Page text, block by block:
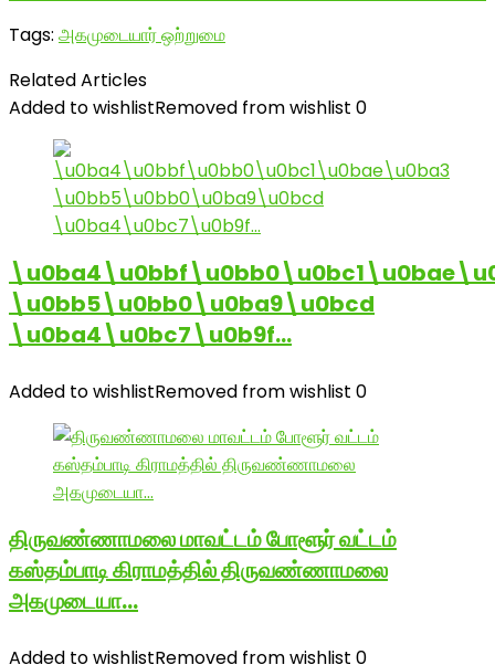
Tags: அகமுடையார் ஒற்றுமை
Related Articles
Added to wishlistRemoved from wishlist 0
\u0bb5\u0bb0\u0ba9\u0bcd
\u0ba4\u0bc7\u0b9f…
Added to wishlistRemoved from wishlist 0
திருவண்ணாமலை மாவட்டம் போளூர் வட்டம்
கஸ்தம்பாடி கிராமத்தில் திருவண்ணாமலை
அகமுடையா…
Added to wishlistRemoved from wishlist 0